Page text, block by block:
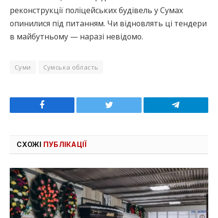
реконструкції поліцейських будівель у Сумах
опинилися під питанням. Чи відновлять ці тендери
в майбутньому — наразі невідомо.
Суми Сумська область
Facebook Twitter Telegram
СХОЖІ ПУБЛІКАЦІЇ